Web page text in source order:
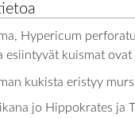
Hypericum
esiintyvät kuismat
kukista eristyy
jo Hippokrates ja